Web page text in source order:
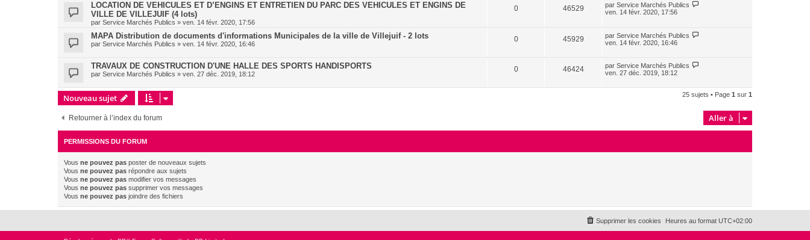
LOCATION DE VEHICULES ET D’ENGINS ET ENTRETIEN DU PARC DES VEHICULES ET ENGINS DE
VILLE DE VILLEJUIF (4 lots)
par Service Marchés Publics » ven. 14 févr. 2020, 17:56
0 46529 par Service Marchés Publics
ven. 14 févr. 2020, 17:56
MAPA Distribution de documents d'informations Municipales de la ville de Villejuif - 2 lots
par Service Marchés Publics » ven. 14 févr. 2020, 16:46
0 45929 par Service Marchés Publics
ven. 14 févr. 2020, 16:46
TRAVAUX DE CONSTRUCTION D'UNE HALLE DES SPORTS HANDISPORTS
par Service Marchés Publics » ven. 27 déc. 2019, 18:12
0 46424 par Service Marchés Publics
ven. 27 déc. 2019, 18:12
Nouveau sujet 25 sujets • Page 1 sur 1
Retourner à l’index du forum Aller à
PERMISSIONS DU FORUM
Vous ne pouvez pas poster de nouveaux sujets
Vous ne pouvez pas répondre aux sujets
Vous ne pouvez pas modifier vos messages
Vous ne pouvez pas supprimer vos messages
Vous ne pouvez pas joindre des fichiers
Heures au format UTC+02:00
Supprimer les cookies